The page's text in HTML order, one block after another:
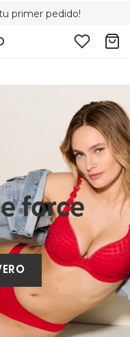
primer pedido!
de 75 €
force